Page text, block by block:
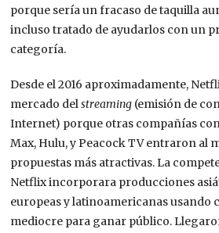
porque sería un fracaso de taquilla
incluso tratado de ayudarlos con un
categoría.
Desde el 2016 aproximadamente,
mercado delstreaming (emisión de
Internet) porque otras compañías
Max, Hulu, y Peacock TV entraron al
propuestas más atractivas. La
Netflix incorporara producciones
europeas y latinoamericanas usando
mediocre para ganar público.